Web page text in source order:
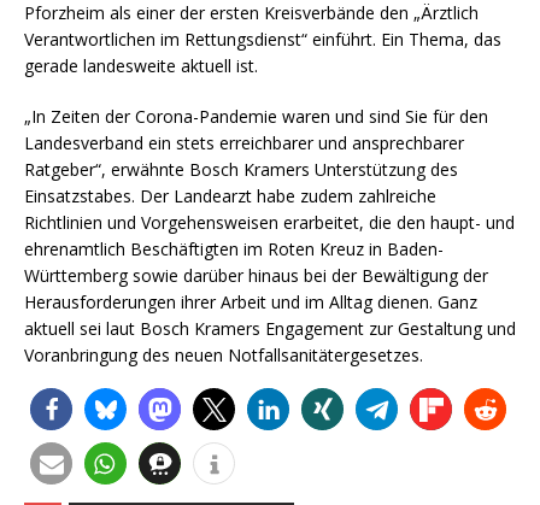
Pforzheim als einer der ersten Kreisverbände den „Ärztlich
Verantwortlichen im Rettungsdienst“ einführt. Ein Thema, das
gerade landesweite aktuell ist.
„In Zeiten der Corona-Pandemie waren und sind Sie für den
Landesverband ein stets erreichbarer und ansprechbarer
Ratgeber“, erwähnte Bosch Kramers Unterstützung des
Einsatzstabes. Der Landearzt habe zudem zahlreiche
Richtlinien und Vorgehensweisen erarbeitet, die den haupt- und
ehrenamtlich Beschäftigten im Roten Kreuz in Baden-
Württemberg sowie darüber hinaus bei der Bewältigung der
Herausforderungen ihrer Arbeit und im Alltag dienen. Ganz
aktuell sei laut Bosch Kramers Engagement zur Gestaltung und
Voranbringung des neuen Notfallsanitätergesetzes.